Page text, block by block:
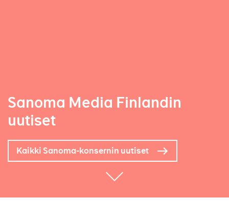
Sanoma Media Finlandin
uutiset
Kaikki Sanoma-konsernin uutiset